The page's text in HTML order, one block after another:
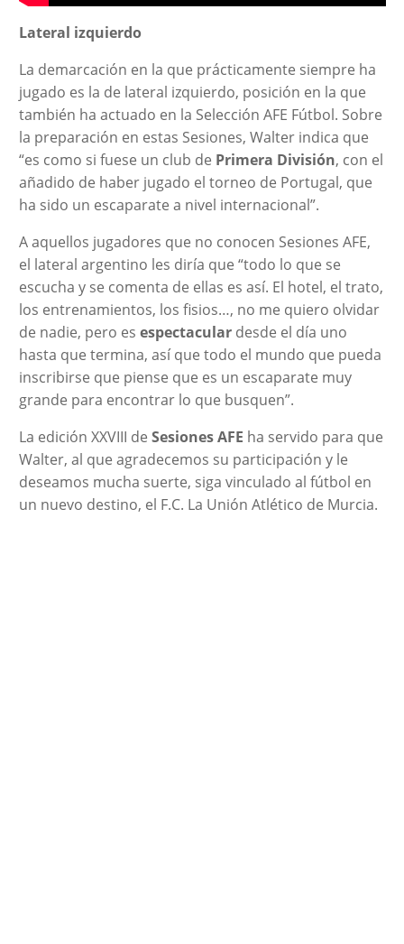
Lateral izquierdo
La demarcación en la que prácticamente siempre ha
jugado es la de lateral izquierdo, posición en la que
también ha actuado en la Selección AFE Fútbol. Sobre
la preparación en estas Sesiones, Walter indica que
“es como si fuese un club de Primera División, con el
añadido de haber jugado el torneo de Portugal, que
ha sido un escaparate a nivel internacional”.
A aquellos jugadores que no conocen Sesiones AFE,
el lateral argentino les diría que “todo lo que se
escucha y se comenta de ellas es así. El hotel, el trato,
los entrenamientos, los fisios…, no me quiero olvidar
de nadie, pero es espectaculardesde el día uno
hasta que termina, así que todo el mundo que pueda
inscribirse que piense que es un escaparate muy
grande para encontrar lo que busquen”.
La edición XXVIII de Sesiones AFE ha servido para que
Walter, al que agradecemos su participación y le
deseamos mucha suerte, siga vinculado al fútbol en
un nuevo destino, el F.C. La Unión Atlético de Murcia.